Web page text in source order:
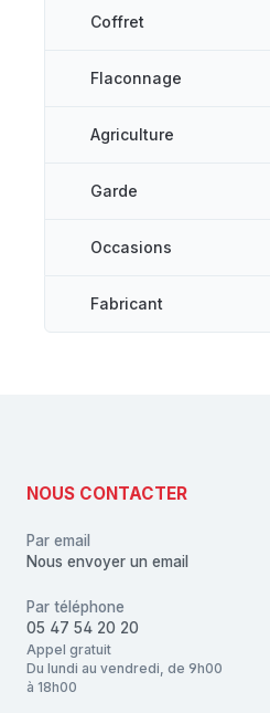
Coffret
Flaconnage
Agriculture
Garde
Occasions
Fabricant
NOUS CONTACTER
Par email
Nous envoyer un email
Par téléphone
05 47 54 20 20
Appel gratuit
Du lundi au vendredi, de 9h00
à 18h00